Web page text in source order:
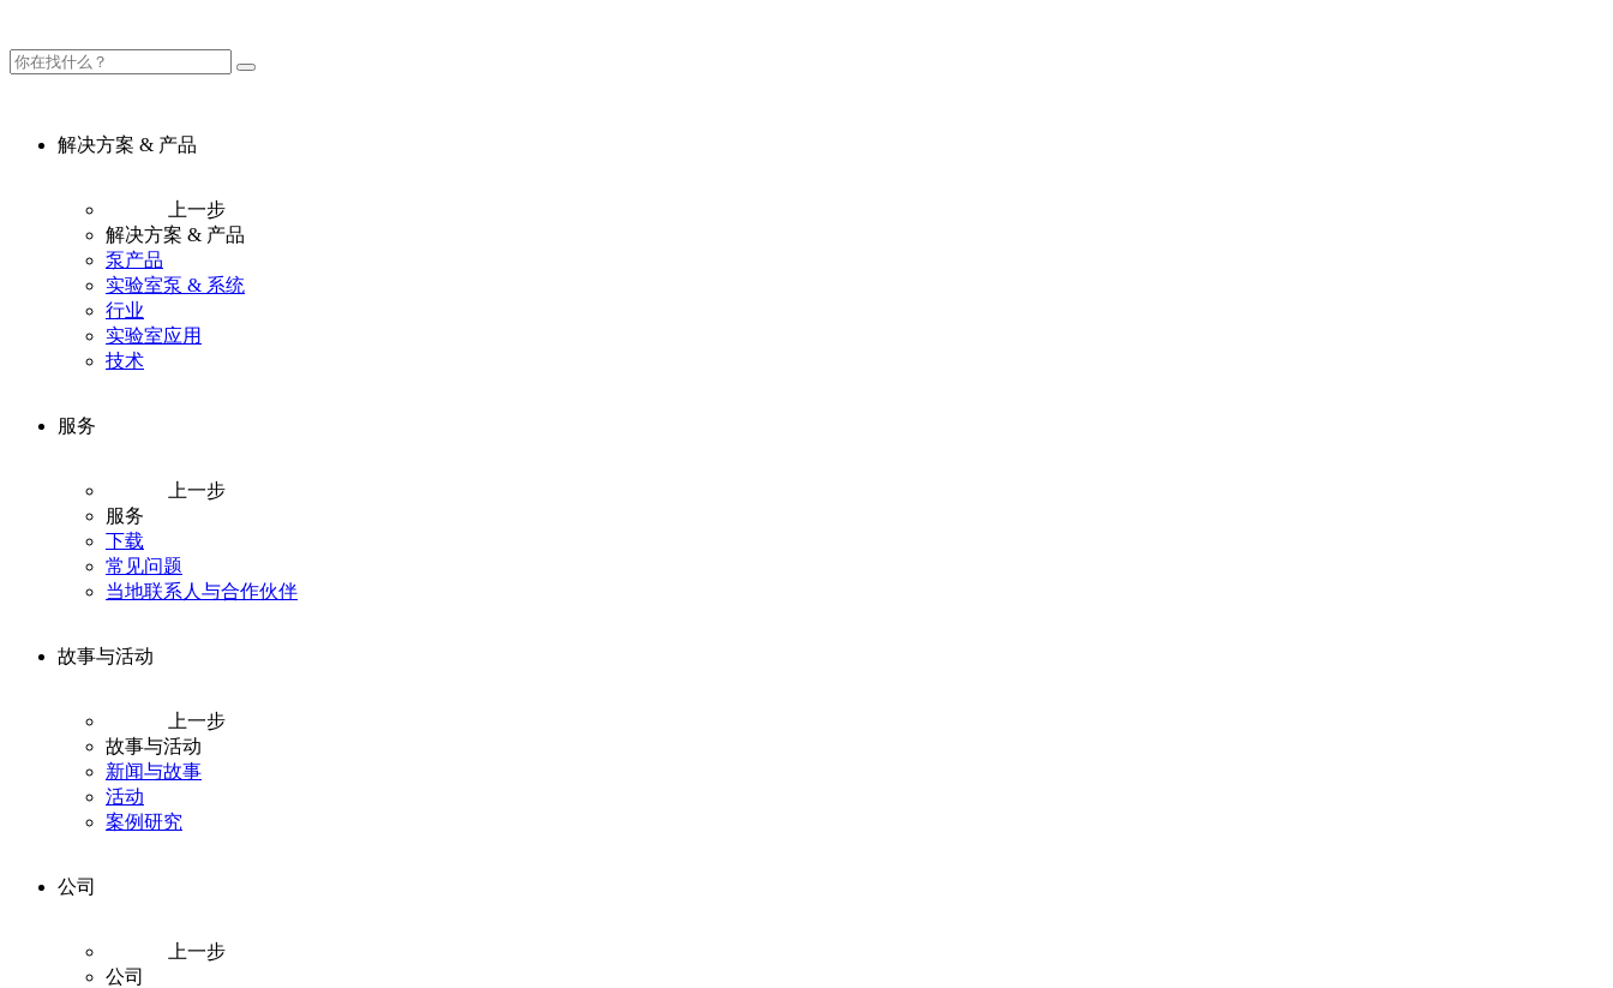
解决方案 & 产品
上一步
解决方案 & 产品
泵产品
实验室泵 & 系统
行业
实验室应用
技术
服务
上一步
服务
下载
常见问题
当地联系人与合作伙伴
故事与活动
上一步
故事与活动
新闻与故事
活动
案例研究
公司
上一步
公司